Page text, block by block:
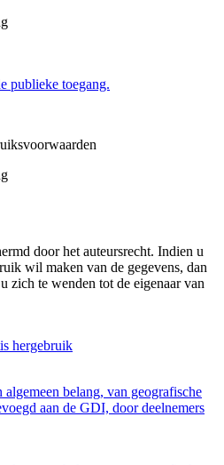
publieke toegang.
door het auteursrecht. Indien u
wil maken van de gegevens, dan
zich te wenden tot de eigenaar van
hergebruik
belang, van geografische
aan de GDI, door deelnemers